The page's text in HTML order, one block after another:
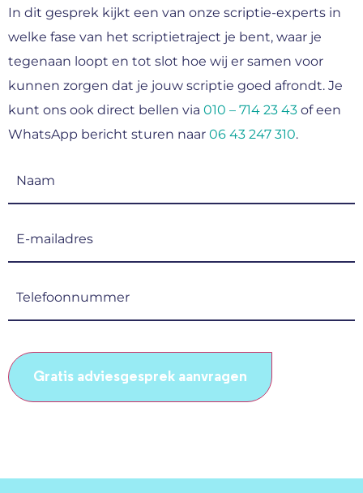
In dit gesprek kijkt een van onze scriptie-experts in
welke fase van het scriptietraject je bent, waar je
tegenaan loopt en tot slot hoe wij er samen voor
kunnen zorgen dat je jouw scriptie goed afrondt. Je
kunt ons ook direct bellen via 010 – 714 23 43 of een
WhatsApp bericht sturen naar 06 43 247 310.